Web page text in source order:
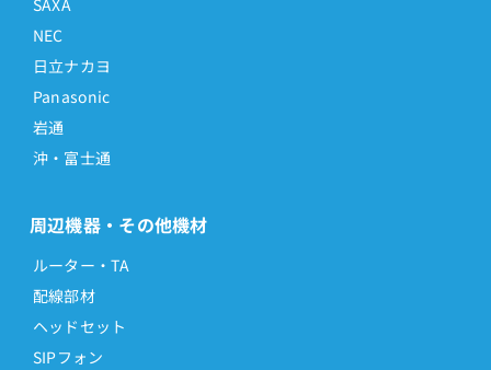
SAXA
NEC
日立ナカヨ
Panasonic
岩通
沖・富士通
周辺機器・その他機材
ルーター・TA
配線部材
ヘッドセット
SIPフォン